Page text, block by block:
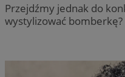
Przejdźmy jednak do
wystylizować